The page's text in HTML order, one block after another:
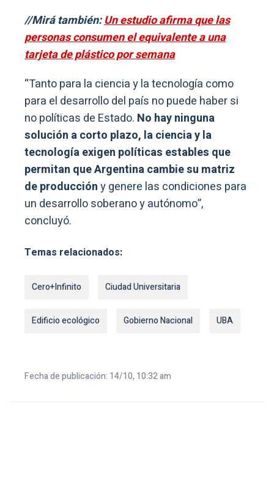
//Mirá también:Un estudio afirma que las
personas consumen el equivalente a una
tarjeta de plástico por semana
“Tanto para la ciencia y la tecnología como
para el desarrollo del país no puede haber si
no políticas de Estado. No hay ninguna
solución a corto plazo, la ciencia y la
tecnología exigen políticas estables que
permitan que Argentina cambie su matriz
de produccióny genere las condiciones para
un desarrollo soberano y autónomo”,
concluyó.
Temas relacionados:
Cero+Infinito Ciudad Universitaria
Edificio ecológico Gobierno Nacional UBA
Fecha de publicación: 14/10, 10:32 am